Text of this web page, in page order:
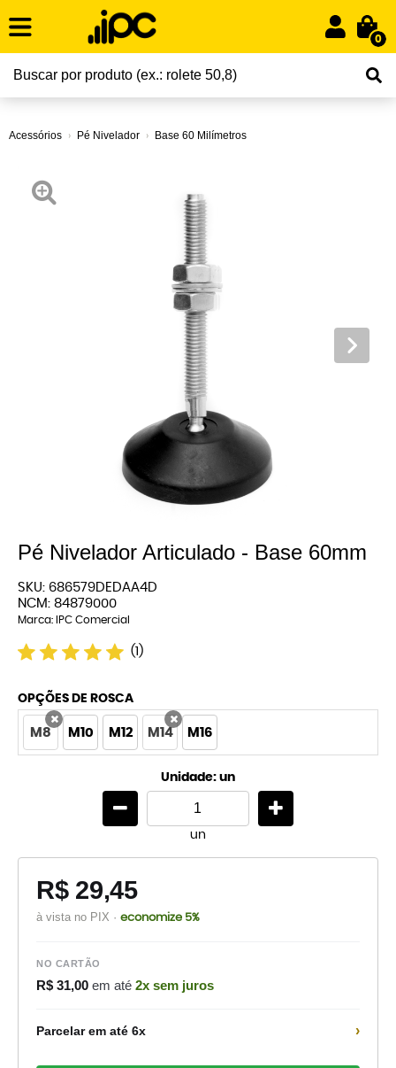
0
Acessórios Pé Nivelador Base 60 Milímetros
Pé Nivelador Articulado - Base 60mm
SKU: 686579DEDAA4D
NCM: 84879000
Marca: IPC Comercial
(1)
OPÇÕES DE ROSCA
M8
x M10 M12 M14
x M16
Unidade: un
un
R$ 29,45
à vista no PIX · economize 5%
NO CARTÃO
R$ 31,00 em até 2x sem juros
Parcelar em até 6x ›